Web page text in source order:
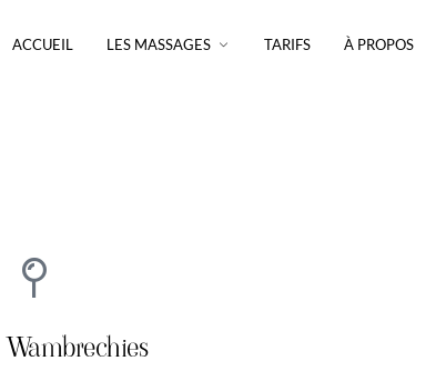
ACCUEIL LES MASSAGES TARIFS À PROPOS
Wambrechies